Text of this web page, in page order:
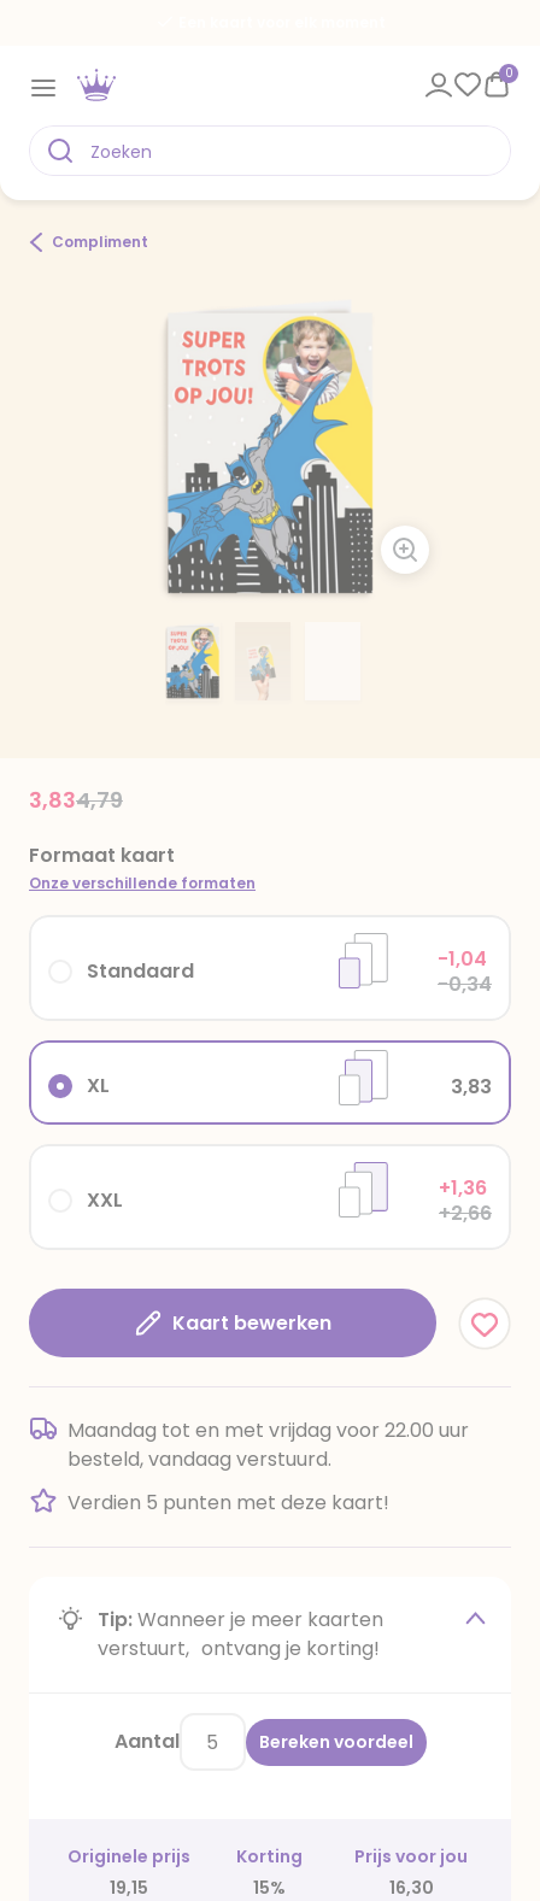
0
Compliment
Price reduced from
4,79to
3,83
Formaat kaart
Onze verschillende formaten
XXL
+1,36
+2,66
XL 3,83
Standaard
-1,04
-0,34
Kaart bewerken
Maandag tot en met vrijdag voor 22.00 uur
besteld, vandaag verstuurd.
Verdien 5 punten met deze kaart!
Tip:Wanneer je meer kaarten
verstuurt, ontvang je korting!
Aantal Bereken voordeel
Originele prijs Korting
Prijs voor jou
19,15
15% 16,30